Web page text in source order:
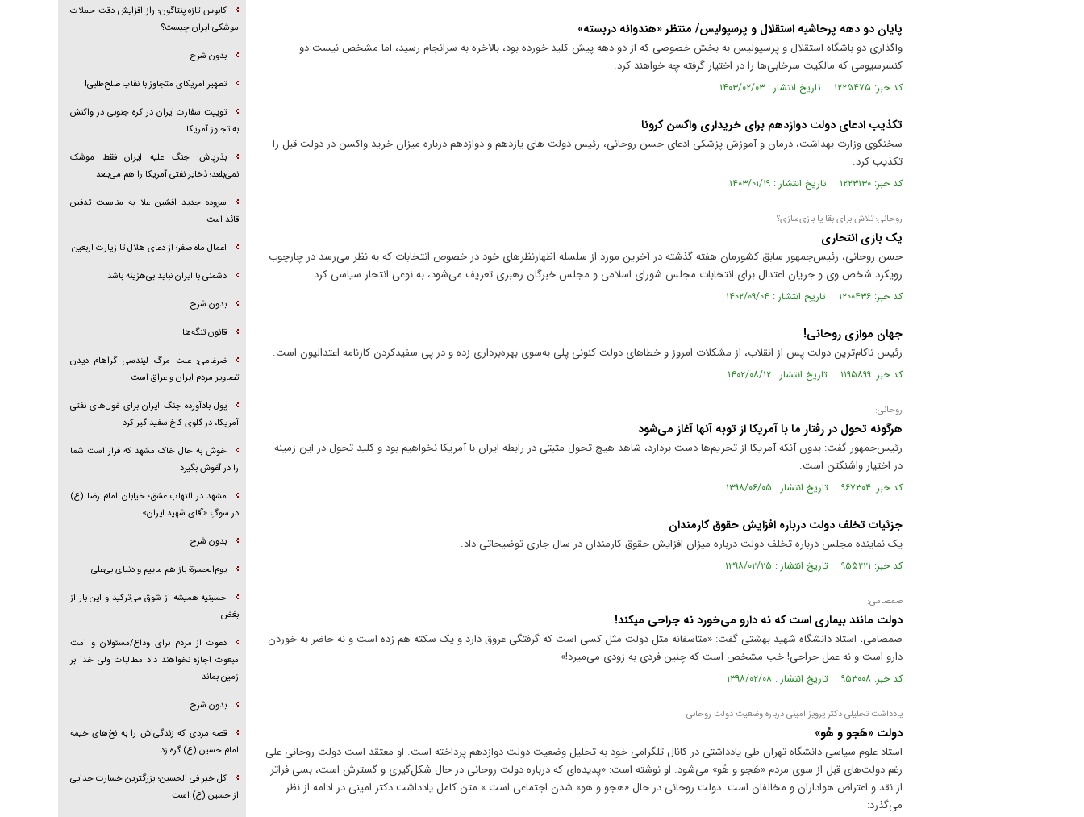
پایان دو دهه پرحاشیه استقلال و پرسپولیس/ منتظر «هندوانه دربسته»
واگذاری دو باشگاه استقلال و پرسپولیس به بخش خصوصی که از دو دهه پیش کلید خورده بود، بالاخره به سرانجام رسید، اما مشخص نیست دو
کنسرسیومی که مالکیت سرخابی‌ها را در اختیار گرفته چه خواهند کرد.
کد خبر: ۱۲۲۵۴۷۵ تاریخ انتشار : ۱۴۰۳/۰۲/۰۳
تکذیب ادعای دولت دوازدهم برای خریداری واکسن کرونا
سخنگوی وزارت بهداشت، درمان و آموزش پزشکی ادعای حسن روحانی، رئیس دولت های یازدهم و دوازدهم درباره میزان خرید واکسن در دولت قبل را
تکذیب کرد.
کد خبر: ۱۲۲۳۱۳۰ تاریخ انتشار : ۱۴۰۳/۰۱/۱۹
روحانی؛ تلاش برای بقا یا بازی‌سازی؟
یک بازی انتحاری
حسن روحانی، رئیس‌جمهور سابق کشورمان هفته گذشته در آخرین مورد از سلسله اظهارنظرهای خود در خصوص انتخابات که به نظر می‌رسد در چارچوب
رویکرد شخص وی و جریان اعتدال برای انتخابات مجلس شورای اسلامی و مجلس خبرگان رهبری تعریف می‌شود، به نوعی انتحار سیاسی کرد.
کد خبر: ۱۲۰۰۴۳۶ تاریخ انتشار : ۱۴۰۲/۰۹/۰۴
جهان موازی روحانی!
رئیس ناکام‌ترین دولت‌ پس از انقلاب، از مشکلات امروز و خطاهای دولت کنونی پلی به‌سوی بهره‌برداری زده و در پی سفید‌کردن کارنامه اعتدالیون است.
کد خبر: ۱۱۹۵۸۹۹ تاریخ انتشار : ۱۴۰۲/۰۸/۱۲
روحانی:
هرگونه تحول در رفتار ما با آمریکا از توبه آنها آغاز می‌شود
رئیس‌جمهور گفت: بدون آنکه آمریکا از تحریم‌ها دست بردارد، شاهد هیچ تحول مثبتی در رابطه ایران با آمریکا نخواهیم بود و کلید تحول در این زمینه
در اختیار واشنگتن است.
کد خبر: ۹۶۷۳۰۴ تاریخ انتشار : ۱۳۹۸/۰۶/۰۵
جزئیات تخلف دولت درباره افزایش حقوق کارمندان
یک نماینده مجلس درباره تخلف دولت درباره میزان افزایش حقوق کارمندان در سال جاری توضیحاتی داد.
کد خبر: ۹۵۵۲۲۱ تاریخ انتشار : ۱۳۹۸/۰۲/۲۵
صمصامی:
دولت مانند بیماری است که نه دارو می‌خورد نه جراحی می‎کند!
صمصامی، استاد دانشگاه شهید بهشتی گفت: «متاسفانه مثل دولت مثل کسی است که گرفتگی عروق دارد و یک سکته هم زده است و نه حاضر به خوردن
دارو است و نه عمل جراحی! خب مشخص است که چنین فردی به زودی می‌میرد!»
کد خبر: ۹۵۳۰۰۸ تاریخ انتشار : ۱۳۹۸/۰۲/۰۸
یادداشت تحلیلی دکتر پرویز امینی درباره وضعیت دولت روحانی
دولت «هَجو و هُو»
استاد علوم سیاسی دانشگاه تهران طی یادداشتی در کانال تلگرامی خود به تحلیل وضعیت دولت دوازدهم پرداخته است. او معتقد است دولت روحانی علی
رغم دولت‌های قبل از سوی مردم «هَجو و هُو» می‌شود. او نوشته است: «پدیده‌ای که درباره دولت روحانی در حال شکل‌گیری و گسترش است، بسی فراتر
از نقد و اعتراض هواداران و مخالفان است. دولت روحانی در حال «هجو و هو» شدن اجتماعی است.» متن کامل یادداشت دکتر امینی در ادامه از نظر
می‌گذرد:
کابوس تازه پنتاگون؛ راز افزایش دقت حملات
موشکی ایران چیست؟
بدون شرح
تطهیر امریکای متجاوز با نقاب صلح‌طلبی!
توییت سفارت ایران در کره جنوبی در واکنش
به تجاوز آمریکا
بذرپاش: ‏جنگ علیه ایران فقط موشک
نمی‌بلعد؛ ذخایر نفتی آمریکا را هم می‌بلعد
سروده جدید افشین علا به مناسبت تدفین
قائد امت
اعمال ماه صفر؛ از دعای هلال تا زیارت اربعین
دشمنی با ایران نباید بی‌هزینه باشد
بدون شرح
قانون تنگه‌ها
ضرغامی: علت مرگ لیندسی گراهام دیدن
تصاویر مردم ایران و عراق است
پول بادآورده جنگ ایران برای غول‌های نفتی
آمریکا، در گلوی کاخ سفید گیر کرد
خوش به حال خاک مشهد که قرار است شما
را در آغوش بگیرد
مشهد در التهاب عشق؛ خیابان امام رضا (ع)
در سوگِ «آقای شهید ایران»
بدون شرح
یوم‌الحسرة؛ باز هم ماییم و دنیای بی‌علی
حسینیه همیشه از شوق می‌ترکید و این بار از
بغض
دعوت از مردم برای وداع/مسئولان و امت
مبعوث اجازه نخواهند داد مطالبات ولی خدا بر
زمین بماند
بدون شرح
قصه مردی که زندگی‌اش را به نخ‌های خیمه
امام حسین (ع) گره زد
کل خیر فی الحسین؛ بزرگترین خسارت جدایی
از حسین (ع) است